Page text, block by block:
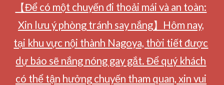
【Để có một chuyến đi thoải mái và an toàn:
Xin lưu ý phòng tránh say nắng】Hôm nay,
tại khu vực nội thành Nagoya, thời tiết được
dự báo sẽ nắng nóng gay gắt. Để quý khách
có thể tận hưởng chuyến tham quan, xin vui